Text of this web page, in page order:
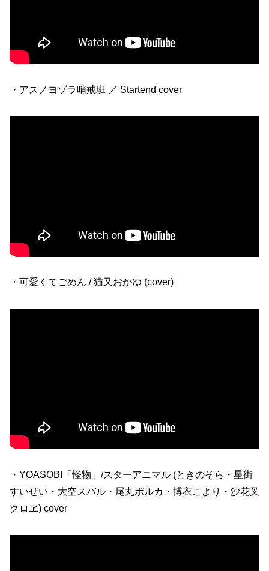
・アスノヨゾラ哨戒班 ／ Startend cover
・可愛くてごめん / 猫又おかゆ (cover)
・YOASOBI「怪物」/スターアニマル (ときのそら・星街
すいせい・大空スバル・尾丸ポルカ・博衣こより・沙花叉
クロヱ) cover